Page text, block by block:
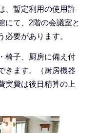
、暫定利用の使用許
にて、2階の会議室と
必要があります。
椅子、厨房に備え付
きます。（厨房機器
実費は後日精算の上